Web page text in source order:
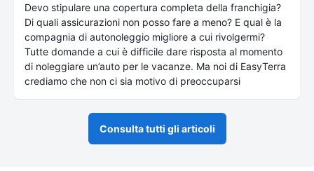
Devo stipulare una copertura completa della franchigia?
Di quali assicurazioni non posso fare a meno? E qual è la
compagnia di autonoleggio migliore a cui rivolgermi?
Tutte domande a cui è difficile dare risposta al momento
di noleggiare un’auto per le vacanze. Ma noi di EasyTerra
crediamo che non ci sia motivo di preoccuparsi
Consulta tutti gli articoli